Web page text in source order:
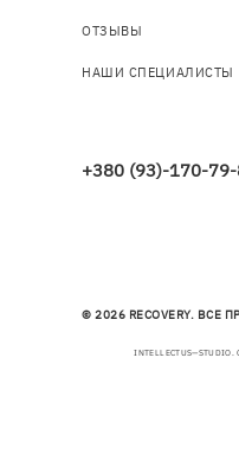
© 2026 RECOVERY.
+380 (93)-170-
ОТЗЫВЫ
НАШИ СПЕЦИАЛИСТЫ